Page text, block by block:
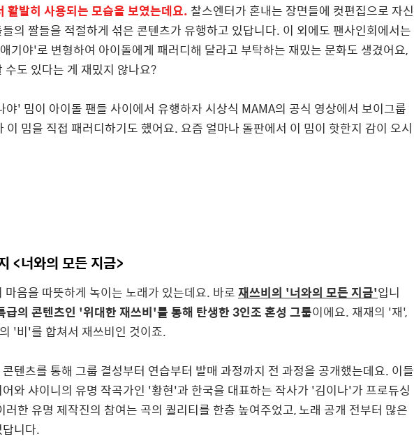
활발히 사용되는 모습을 보였는데요. 찰스엔터가 혼내는 장면들에 컷편집으로 자신
의 짤들을 적절하게 섞은 콘텐츠가 유행하고 있답니다. 이 외에도 팬사인회에서는
기야'로 변형하여 아이돌에게 패러디해 달라고 부탁하는 재밌는 문화도 생겼어요,
수도 있다는 게 재밌지 않나요?
야' 밈이 아이돌 팬들 사이에서 유행하자 시상식 MAMA의 공식 영상에서 보이그룹
밈을 직접 패러디하기도 했어요. 요즘 얼마나 돌판에서 이 밈이 핫한지 감이 오시
<너와의 모든 지금>
마음을 따뜻하게 녹이는 노래가 있는데요. 바로재쓰비의 '너와의 모든 지금'입니
급의 콘텐츠인 '위대한 재쓰비'를 통해 탄생한 3인조 혼성 그룹이에요. 재재의 '재',
'비'를 합쳐서 재쓰비인 것이죠.
텐츠를 통해 그룹 결성부터 연습부터 발매 과정까지 전 과정을 공개했는데요. 이들
와 샤이니의 유명 작곡가인 '황현'과 한국을 대표하는 작사가 '김이나'가 프로듀싱
러한 유명 제작진의 참여는 곡의 퀄리티를 한층 높여주었고, 노래 공개 전부터 많은
니다.